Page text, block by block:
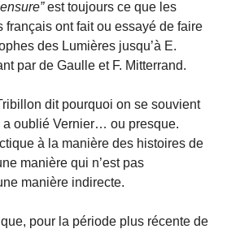
est toujours ce que les
français ont fait ou essayé de faire
des Lumières jusqu’à E.
par de Gaulle et F. Mitterrand.
dit pourquoi on se souvient
a oublié Vernier… ou presque.
à la manière des histoires de
manière qui n’est pas
manière indirecte.
pour la période plus récente de